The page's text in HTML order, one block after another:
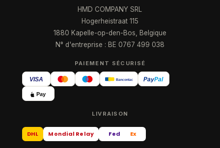
HMD COMPANY SRL
Hogerheistraat 115
1880 Kapelle-op-den-Bos, Belgique
N° d'entreprise : BE 0767 499 038
PAIEMENT SÉCURISÉ
VISA Bancontact PayPal
Pay
LIVRAISON
DHL Mondial Relay Fed Ex